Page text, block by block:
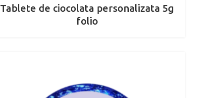
Tablete de ciocolata personalizata 5g
folio